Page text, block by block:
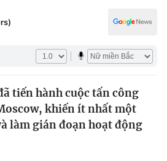
tiến hành cuộc tấn công
khiến ít nhất một
làm gián đoạn hoạt động